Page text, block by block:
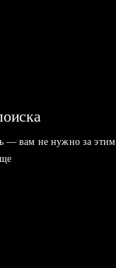
— вам не нужно за этим